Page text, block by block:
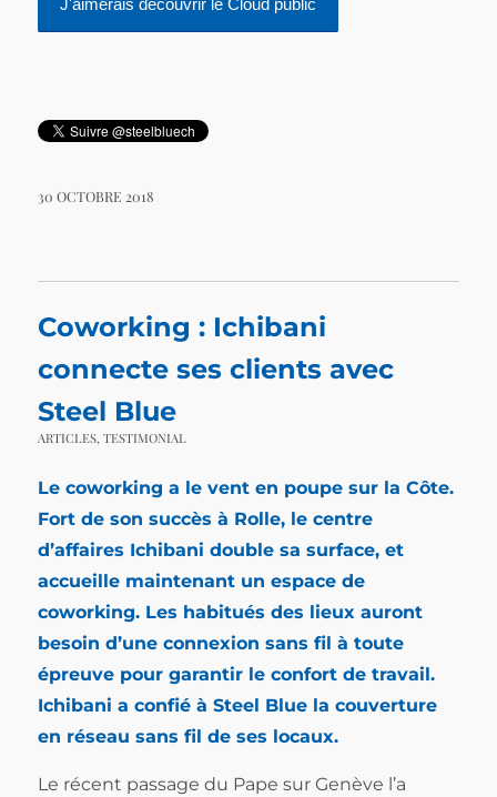
30 OCTOBRE 2018
Coworking : Ichibani
connecte ses clients avec
Steel Blue
ARTICLES, TESTIMONIAL
Le coworking a le vent en poupe sur la Côte.
Fort de son succès à Rolle, le centre
d’affaires Ichibani double sa surface, et
accueille maintenant un espace de
coworking. Les habitués des lieux auront
besoin d’une connexion sans fil à toute
épreuve pour garantir le confort de travail.
Ichibani a confié à Steel Blue la couverture
en réseau sans fil de ses locaux.
Le récent passage du Pape sur Genève l’a